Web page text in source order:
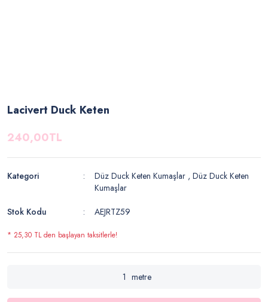
Lacivert Duck Keten
240,00TL
Kategori Düz Duck Keten Kumaşlar ,Düz Duck Keten
Kumaşlar
Stok Kodu
AEJRTZ59
* 25,30 TL den başlayan taksitlerle!
metre